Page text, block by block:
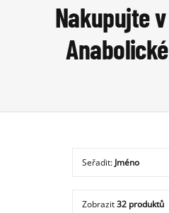
HGH a Peptidy
Laboratorní Testy
Nakupujte
Seřadit: Jméno
Zobrazit32 produktů